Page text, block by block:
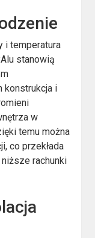
i temperatura
stanowią
konstrukcja i
w
temu można
co przekłada
rachunki